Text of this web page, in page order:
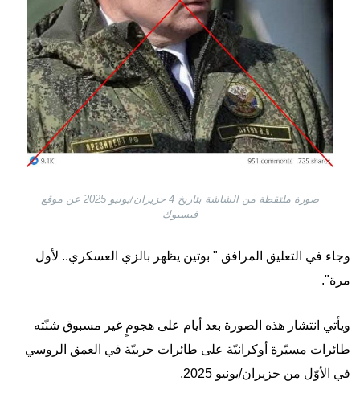
صورة ملتقطة من الشاشة بتاريخ 4 حزيران/يونيو 2025 عن موقع
فيسبوك
وجاء في التعليق المرافق " بوتين يظهر بالزي العسكري.. لأول
مرة".
ويأتي انتشار هذه الصورة بعد أيام على هجومٍ غير مسبوق شنّته
طائرات مسيّرة أوكرانيّة على طائرات حربيّة في العمق الروسي
في الأوّل من حزيران/يونيو 2025.